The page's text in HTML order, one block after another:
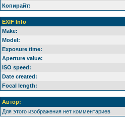
Копирайт:
EXIF Info
Make:
Model:
Exposure time:
Aperture value:
ISO speed:
Date created:
Focal length:
Автор:
Для этого изображения нет комментариев